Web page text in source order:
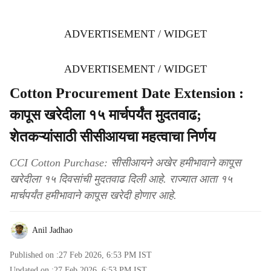
ADVERTISEMENT / WIDGET
ADVERTISEMENT / WIDGET
Cotton Procurement Date Extension :
कापूस खरेदीला १५ मार्चपर्यंत मुदतवाढ;
शेतकऱ्यांसाठी सीसीआयचा महत्वाचा निर्णय
CCI Cotton Purchase: सीसीआयने अखेर हमीभावाने कापूस
खरेदीला १५ दिवसांची मुदतवाढ दिली आहे. राज्यात आता १५
मार्चपर्यंत हमीभावाने कापूस खरेदी होणार आहे.
Anil Jadhao
Published on :27 Feb 2026, 6:53 PM IST